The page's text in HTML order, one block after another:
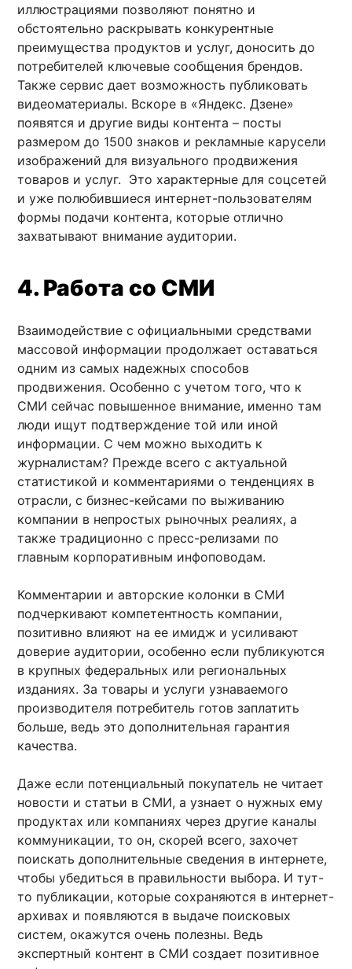
иллюстрациями позволяют понятно и
обстоятельно раскрывать конкурентные
преимущества продуктов и услуг, доносить до
потребителей ключевые сообщения брендов.
Также сервис дает возможность публиковать
видеоматериалы. Вскоре в «Яндекс. Дзене»
появятся и другие виды контента – посты
размером до 1500 знаков и рекламные карусели
изображений для визуального продвижения
товаров и услуг. Это характерные для соцсетей
и уже полюбившиеся интернет-пользователям
формы подачи контента, которые отлично
захватывают внимание аудитории.
4. Работа со СМИ
Взаимодействие с официальными средствами
массовой информации продолжает оставаться
одним из самых надежных способов
продвижения. Особенно с учетом того, что к
СМИ сейчас повышенное внимание, именно там
люди ищут подтверждение той или иной
информации. С чем можно выходить к
журналистам? Прежде всего с актуальной
статистикой и комментариями о тенденциях в
отрасли, с бизнес-кейсами по выживанию
компании в непростых рыночных реалиях, а
также традиционно с пресс-релизами по
главным корпоративным инфоповодам.
Комментарии и авторские колонки в СМИ
подчеркивают компетентность компании,
позитивно влияют на ее имидж и усиливают
доверие аудитории, особенно если публикуются
в крупных федеральных или региональных
изданиях. За товары и услуги узнаваемого
производителя потребитель готов заплатить
больше, ведь это дополнительная гарантия
качества.
Даже если потенциальный покупатель не читает
новости и статьи в СМИ, а узнает о нужных ему
продуктах или компаниях через другие каналы
коммуникации, то он, скорей всего, захочет
поискать дополнительные сведения в интернете,
чтобы убедиться в правильности выбора. И тут-
то публикации, которые сохраняются в интернет-
архивах и появляются в выдаче поисковых
систем, окажутся очень полезны. Ведь
экспертный контент в СМИ создает позитивное